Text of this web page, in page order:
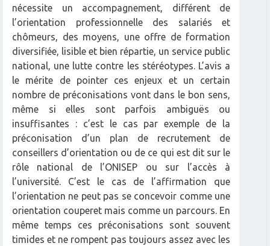
nécessite un accompagnement, différent de
l’orientation professionnelle des salariés et
chômeurs, des moyens, une offre de formation
diversifiée, lisible et bien répartie, un service public
national, une lutte contre les stéréotypes. L’avis a
le mérite de pointer ces enjeux et un certain
nombre de préconisations vont dans le bon sens,
même si elles sont parfois ambiguës ou
insuffisantes : c’est le cas par exemple de la
préconisation d’un plan de recrutement de
conseillers d’orientation ou de ce qui est dit sur le
rôle national de l’ONISEP ou sur l’accès à
l’université. C’est le cas de l’affirmation que
l’orientation ne peut pas se concevoir comme une
orientation couperet mais comme un parcours. En
même temps ces préconisations sont souvent
timides et ne rompent pas toujours assez avec les